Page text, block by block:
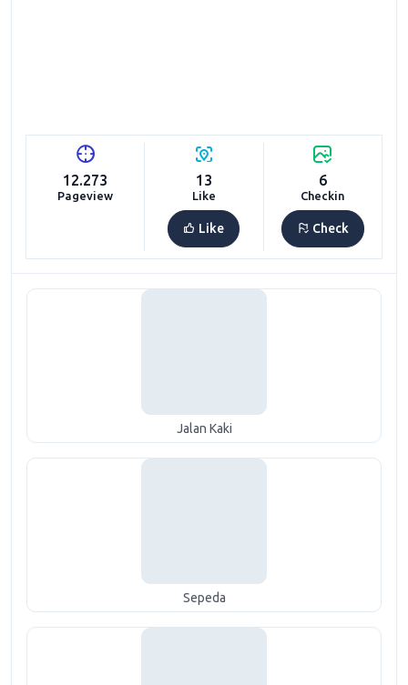
12.273
Pageview
13
Like
Like
6
Checkin
Check
Jalan Kaki
Sepeda